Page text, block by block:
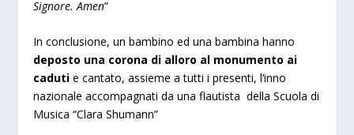
Signore. Amen”
In conclusione, un bambino ed una bambina hanno
deposto una corona di alloro al monumento ai
caduti e cantato, assieme a tutti i presenti, l’inno
nazionale accompagnati da una flautista della Scuola di
Musica “Clara Shumann”